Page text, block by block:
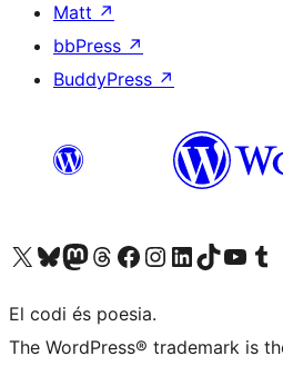
Matt ↗
bbPress ↗
BuddyPress ↗
Visiteu el nostre compte X (abans Twitter)
Visiteu el nostre compte de Bluesky
Visiteu el nostre compte al Mastodon
Visiteu el nostre compte de Threads
Visiteu la nostra pàgina al Facebook
Visiteu el nostre compte d'Instagram
Visiteu el nostre compte de LinkedIn
Visiteu el nostre compte de TikTok
Visiteu el nostreVisiteu el
El codi és poesia.
The WordPress® trademark is